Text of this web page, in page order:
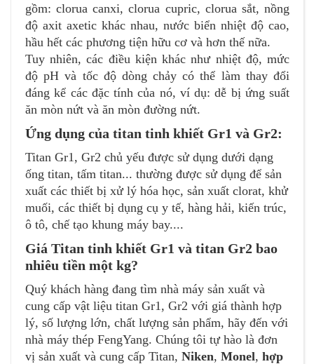
gồm: clorua canxi, clorua cupric, clorua sắt, nồng
độ axit axetic khác nhau, nước biển nhiệt độ cao,
hầu hết các phương tiện hữu cơ và hơn thế nữa.
Tuy nhiên, các điều kiện khác như nhiệt độ, mức
độ pH và tốc độ dòng chảy có thể làm thay đổi
đáng kể các đặc tính của nó, ví dụ: dễ bị ứng suất
ăn mòn nứt và ăn mòn đường nứt.
Ứng dụng của titan tinh khiết Gr1 và Gr2:
Titan Gr1, Gr2 chủ yếu được sử dụng dưới dạng
ống titan, tấm titan... thường được sử dụng để sản
xuất các thiết bị xử lý hóa học, sản xuất clorat, khử
muối, các thiết bị dụng cụ y tế, hàng hải, kiến trúc,
ô tô, chế tạo khung máy bay....
Giá Titan tinh khiết Gr1 và titan Gr2 bao
nhiêu tiền một kg?
Quý khách hàng đang tìm nhà máy sản xuất và
cung cấp vật liệu titan Gr1, Gr2 với giá thành hợp
lý, số lượng lớn, chất lượng sản phẩm, hãy đến với
nhà máy thép FengYang. Chúng tôi tự hào là đơn
vị sản xuất và cung cấp Titan, Niken, Monel, hợp